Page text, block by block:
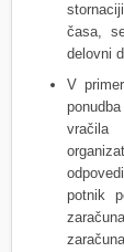
časa,
delovni
V
vračila
potnik